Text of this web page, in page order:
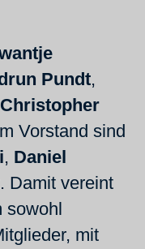
Pundt,
Christopher
Vorstand sind
, Daniel
. Damit vereint
sowohl
mit